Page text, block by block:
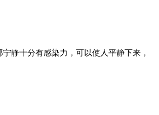
静十分有感染力，可以使人平静下来，